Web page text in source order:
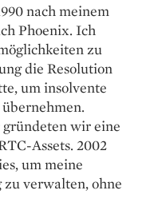
nach meinem
Phoenix. Ich
zu
die Resolution
um insolvente
wir eine
Assets. 2002
um meine
verwalten, ohne